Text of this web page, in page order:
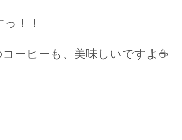
！！
ーヒーも、美味しいですよ ☕️